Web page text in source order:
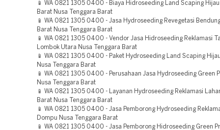
📱 WA 0821 1305 0400 - Biaya Hidroseeding Land Scaping
Barat Nusa Tenggara Barat
📱 WA 0821 1305 0400 - Jasa Hydroseeding Revegetasi
Barat Nusa Tenggara Barat
📱 WA 0821 1305 0400 - Vendor Jasa Hidroseeding Reklamasi
Lombok Utara Nusa Tenggara Barat
📱 WA 0821 1305 0400 - Paket Hydroseeding Land Scaping
Nusa Tenggara Barat
📱 WA 0821 1305 0400 - Perusahaan Jasa Hydroseeding Green
Nusa Tenggara Barat
📱 WA 0821 1305 0400 - Layanan Hydroseeding Reklamasi
Barat Nusa Tenggara Barat
📱 WA 0821 1305 0400 - Jasa Pemborong Hydroseeding
Dompu Nusa Tenggara Barat
📱 WA 0821 1305 0400 - Jasa Pemborong Hidroseeding Green